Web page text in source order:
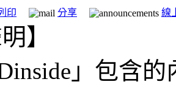
印 分享 線
】
」包含